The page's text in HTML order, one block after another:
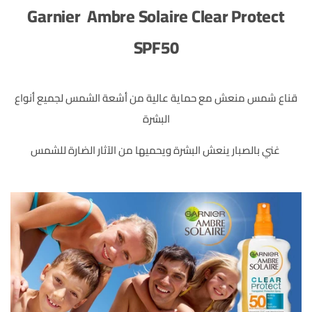
Garnier Ambre Solaire Clear Protect
SPF50
قناع شمس منعش مع حماية عالية من أشعة الشمس لجميع أنواع
البشرة
غني بالصبار ينعش البشرة ويحميها من الآثار الضارة للشمس